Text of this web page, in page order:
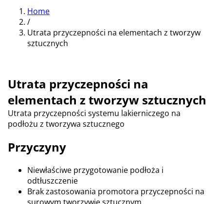
Home
/
Utrata przyczepności na elementach z tworzyw
sztucznych
Utrata przyczepności na
elementach z tworzyw sztucznych
Utrata przyczepności systemu lakierniczego na
podłożu z tworzywa sztucznego
Przyczyny
Niewłaściwe przygotowanie podłoża i
odtłuszczenie
Brak zastosowania promotora przyczepności na